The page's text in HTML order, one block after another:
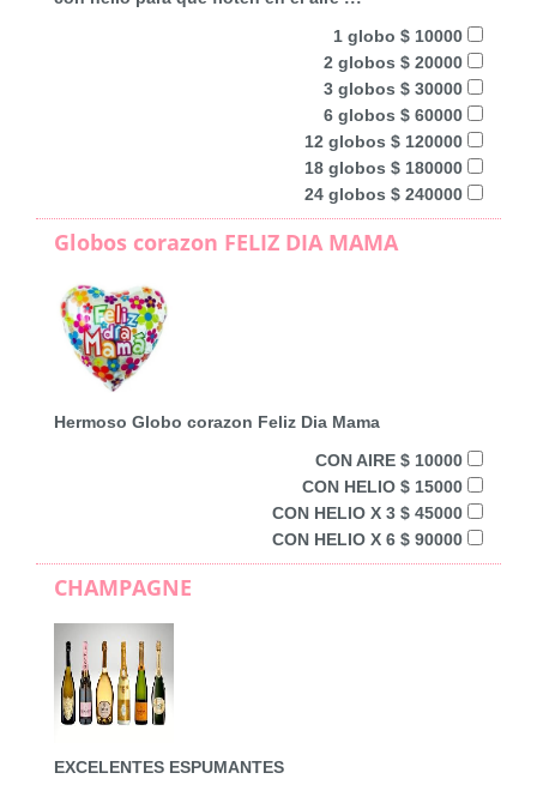
1 globo $ 10000
2 globos $ 20000
3 globos $ 30000
6 globos $ 60000
12 globos $ 120000
18 globos $ 180000
24 globos $ 240000
Globos corazon FELIZ DIA MAMA
Hermoso Globo corazon Feliz Dia Mama
CON AIRE $ 10000
CON HELIO $ 15000
CON HELIO X 3 $ 45000
CON HELIO X 6 $ 90000
CHAMPAGNE
EXCELENTES ESPUMANTES